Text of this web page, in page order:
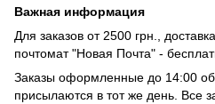
Важная информация
Для заказов от 2500 грн.,
почтомат "Новая Почта" -
Заказы оформленные до 14:00
присылаются в тот же день. Все